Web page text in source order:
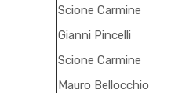
Scione Carmine
Gianni Pincelli
Scione Carmine
Mauro Bellocchio